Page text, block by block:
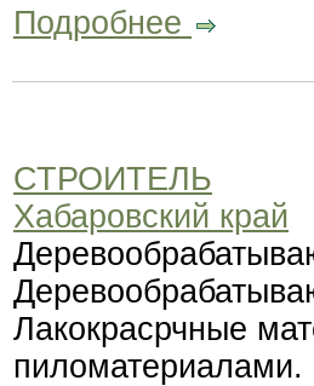
Подробнее
СТРОИТЕЛЬ
Хабаровский край
Лакокрасрчные
пиломатериалами.